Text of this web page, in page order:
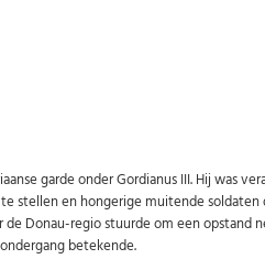
garde onder Gordianus III. Hij was
stellen en hongerige muitende
de Donau-regio stuurde om een
betekende.